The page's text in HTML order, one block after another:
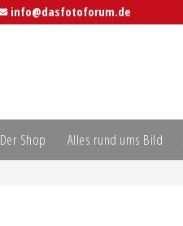
info@dasfotoforum.de
Der Shop Alles rund ums Bild